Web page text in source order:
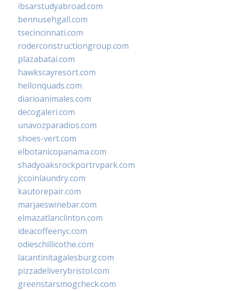
ibsarstudyabroad.com
bennusehgall.com
tsecincinnati.com
roderconstructiongroup.com
plazabatai.com
hawkscayresort.com
hellonquads.com
diarioanimales.com
decogaleri.com
unavozparadios.com
shoes-vert.com
elbotanicopanama.com
shadyoaksrockportrvpark.com
jccoinlaundry.com
kautorepair.com
marjaeswinebar.com
elmazatlanclinton.com
ideacoffeenyc.com
odieschillicothe.com
lacantinitagalesburg.com
pizzadeliverybristol.com
greenstarsmogcheck.com